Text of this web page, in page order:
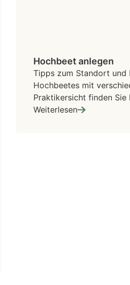
Hochbeet anlegen
Tipps zum Standort und
Hochbeetes mit
Praktikersicht finden Sie
Weiterlesen